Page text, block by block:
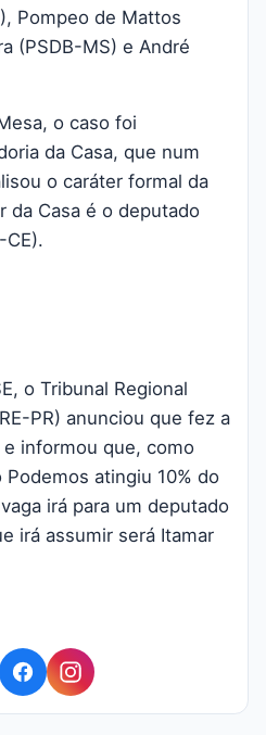
Pompeo de Mattos
(PSDB-MS) e André
o caso foi
da Casa, que num
o caráter formal da
da Casa é o deputado
CE).
o Tribunal Regional
PR) anunciou que fez a
informou que, como
atingiu 10% do
irá para um deputado
irá assumir será Itamar